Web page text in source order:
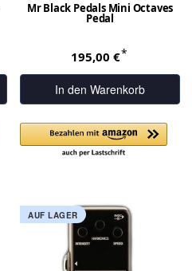
Mr Black Pedals Mini Octaves
Pedal
195,00 €*
In den Warenkorb
AUF LAGER